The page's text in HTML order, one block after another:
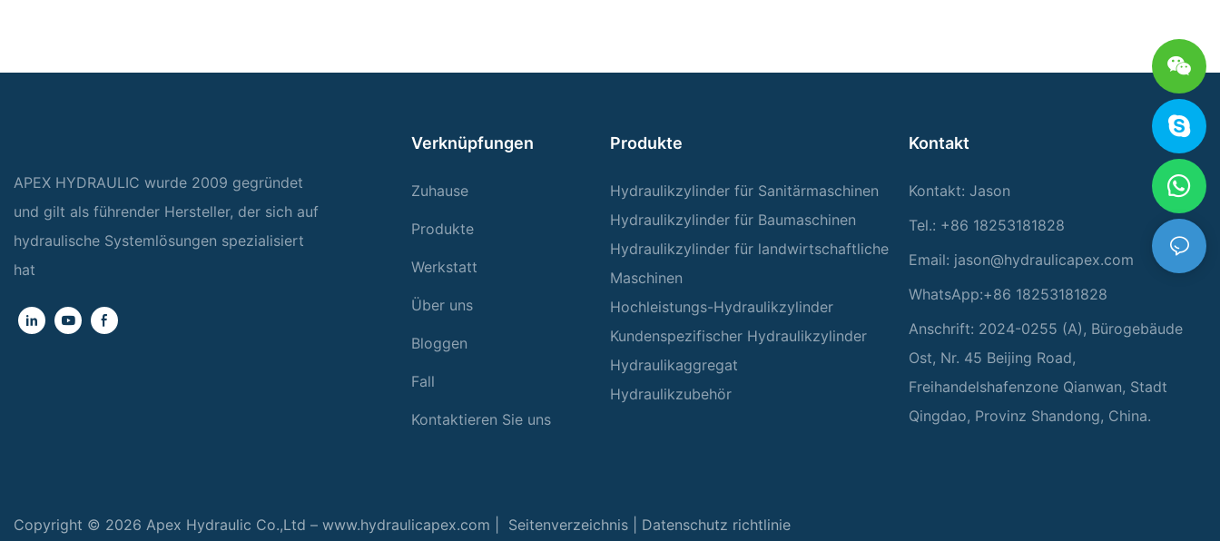
APEX HYDRAULIC wurde 2009 gegründet
und gilt als führender Hersteller, der sich auf
hydraulische Systemlösungen spezialisiert
hat
Verknüpfungen
Zuhause
Produkte
Werkstatt
Über uns
Bloggen
Fall
Kontaktieren Sie uns
Produkte
Hydraulikzylinder für Sanitärmaschinen
Hydraulikzylinder für Baumaschinen
Hydraulikzylinder für landwirtschaftliche
Maschinen
Hochleistungs-Hydraulikzylinder
Kundenspezifischer Hydraulikzylinder
Hydraulikaggregat
Hydraulikzubehör
Kontakt
Kontakt: Jason
Tel.: +86 18253181828
Email: jason@hydraulicapex.com
WhatsApp:+86 18253181828
Anschrift: 2024-0255 (A), Bürogebäude
Ost, Nr. 45 Beijing Road,
Freihandelshafenzone Qianwan, Stadt
Qingdao, Provinz Shandong, China.
Copyright © 2026 Apex Hydraulic Co.,Ltd – www.hydraulicapex.com | Seitenverzeichnis Datenschutz richtlinie